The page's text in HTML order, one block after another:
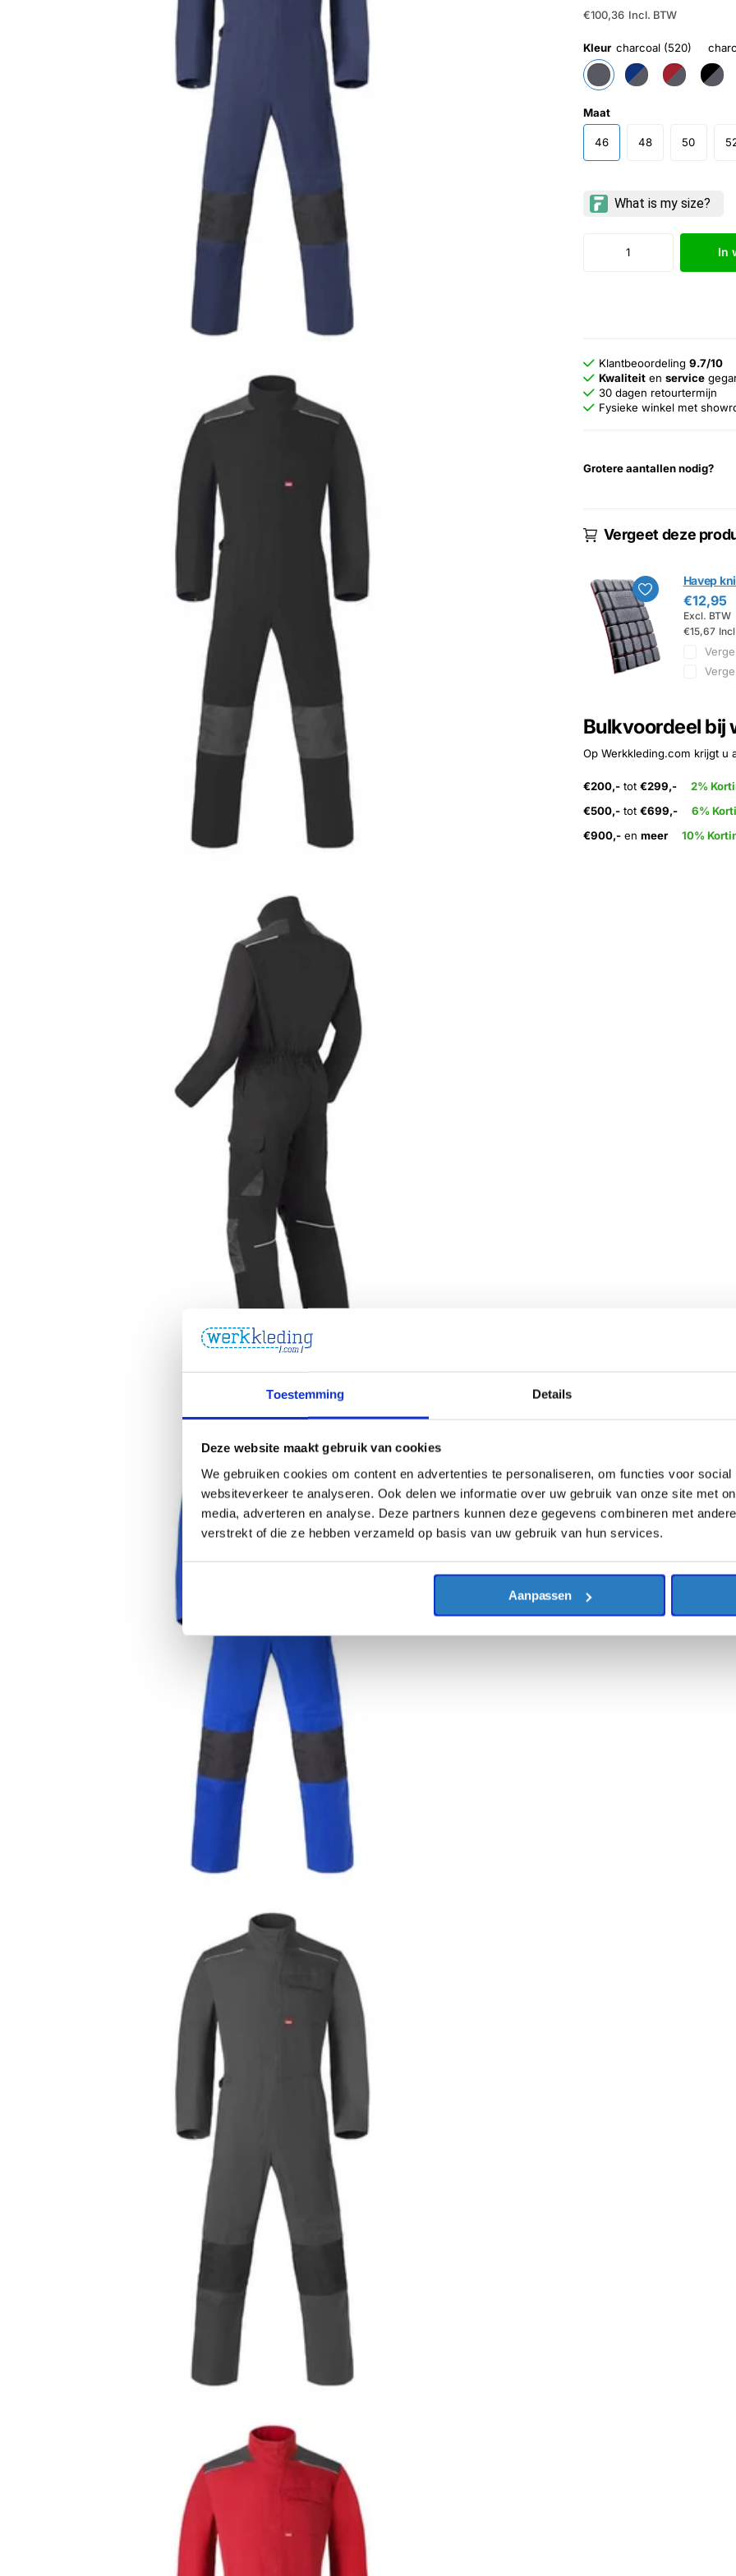
Toestemming Details
Deze website maakt gebruik van cookies
We gebruiken cookies om content en advertenties te personaliseren, om functies voor
websiteverkeer te analyseren. Ook delen we informatie over uw gebruik van onze site met
media, adverteren en analyse. Deze partners kunnen deze gegevens combineren met
verstrekt of die ze hebben verzameld op basis van uw gebruik van hun services.
Aanpassen
€100,36 Incl. BTW
Kleur charcoal (520)
Maat
46 48 50
In
Klantbeoordeling9.7/10
Kwaliteit enservice
30 dagen retourtermijn
Fysieke winkel met
Grotere aantallen nodig?
Vergeet deze
Havep
€15,67
€12,95
Excl. BTW
Bulkvoordeel bij
Op Werkkleding.com krijgt u
€200,-tot €299,-
2%
€500,-tot €699,-
6%
€900,-en meer 10%